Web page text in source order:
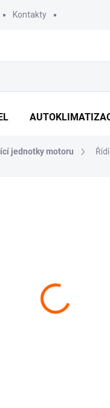
Kontakty
jednotky motoru